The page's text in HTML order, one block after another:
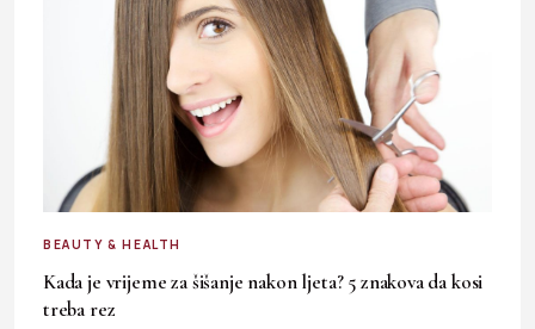
BEAUTY & HEALTH
Kada je vrijeme za šišanje nakon ljeta? 5 znakova da kosi
treba rez